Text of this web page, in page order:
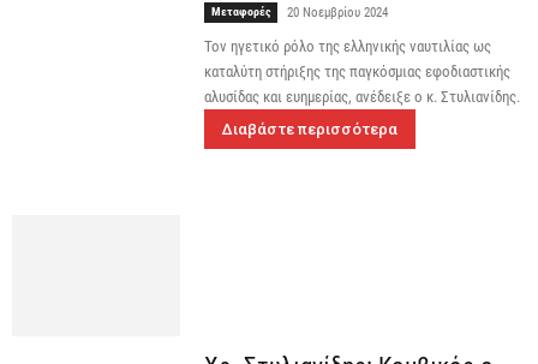
Μεταφορές 20 Νοεμβρίου 2024
Τον ηγετικό ρόλο της ελληνικής ναυτιλίας ως
καταλύτη στήριξης της παγκόσμιας εφοδιαστικής
αλυσίδας και ευημερίας, ανέδειξε ο κ. Στυλιανίδης.
Διαβάστε περισσότερα